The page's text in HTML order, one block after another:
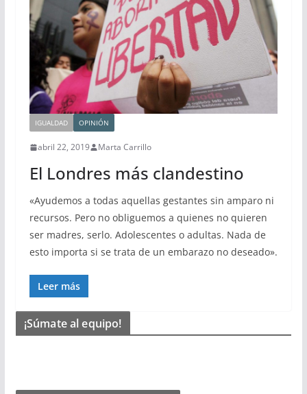
IGUALDAD OPINIÓN
abril 22, 2019 Marta Carrillo
El Londres más clandestino
«Ayudemos a todas aquellas gestantes sin amparo ni
recursos. Pero no obliguemos a quienes no quieren
ser madres, serlo. Adolescentes o adultas. Nada de
esto importa si se trata de un embarazo no deseado».
Leer más
¡Súmate al equipo!